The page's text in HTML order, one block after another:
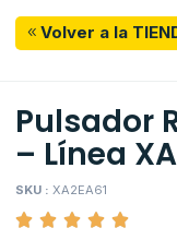
Volver a la
Pulsador
– Línea
SKU : XA2EA61